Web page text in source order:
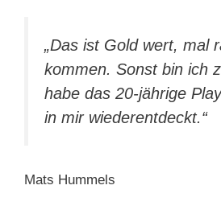
„Das ist Gold wert, mal
kommen. Sonst bin ich
habe das 20-jährige
in mir wiederentdeckt.“
Mats Hummels